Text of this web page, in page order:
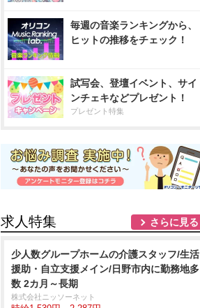
毎週の音楽ランキングから、
ヒットの推移をチェック！
試写会、登壇イベント、サイ
ンチェキなどプレゼント！
プレゼント特集
求人特集 さらに見る
少人数グループホームの介護スタッフ/生活
援助・自立支援メイン/日野市内に勤務地多
数 2カ月～長期
株式会社ニッソーネット